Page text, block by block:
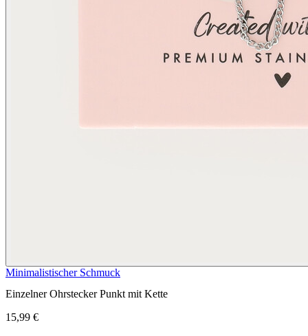
Minimalistischer Schmuck
Einzelner Ohrstecker Punkt mit Kette
15,99 €